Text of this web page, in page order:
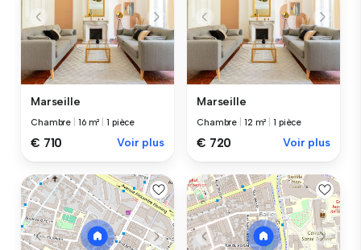
Marseille
Chambre 16 m² |1 pièce
€ 710 Voir plus
Marseille
Chambre 12 m² |1 pièce
€ 720 Voir plus